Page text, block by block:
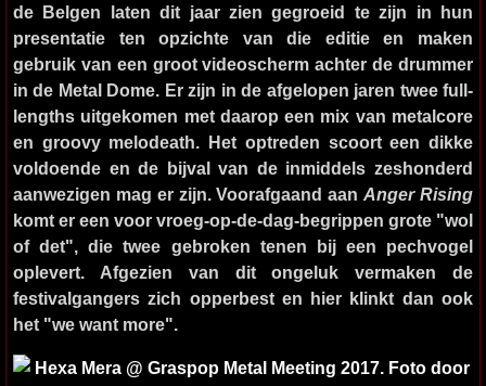
de Belgen laten dit jaar zien gegroeid te zijn in hun
presentatie ten opzichte van die editie en maken
gebruik van een groot videoscherm achter de drummer
in de Metal Dome. Er zijn in de afgelopen jaren twee full-
lengths uitgekomen met daarop een mix van metalcore
en groovy melodeath. Het optreden scoort een dikke
voldoende en de bijval van de inmiddels zeshonderd
aanwezigen mag er zijn. Voorafgaand aanAnger Rising
komt er een voor vroeg-op-de-dag-begrippen grote "wol
of det", die twee gebroken tenen bij een pechvogel
oplevert. Afgezien van dit ongeluk vermaken de
festivalgangers zich opperbest en hier klinkt dan ook
het "we want more".